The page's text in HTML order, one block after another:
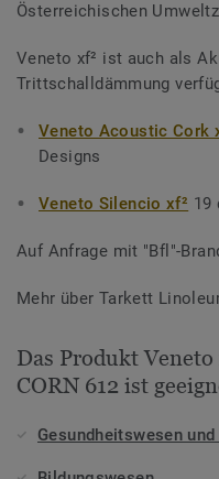
Österreichischen
Veneto xf² ist auch als
Trittschalldämmung
Veneto Acoustic Cork
Designs
Veneto Silencio xf² 19
Auf Anfrage mit "Bfl"-
Mehr über Tarkett
Das Produkt
CORN 612 ist
Gesundheitswesen